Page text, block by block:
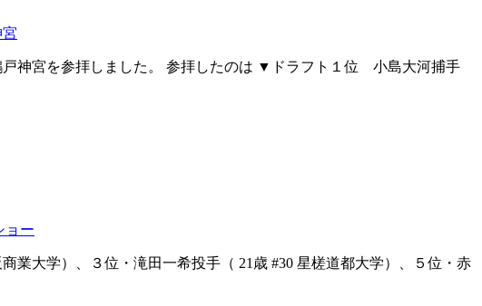
神宮を参拝しました。 参拝したのは ▼ドラフト１位 小島大河捕手
ョー
大学）、３位・滝田一希投手（ 21歳 #30 星槎道都大学）、５位・赤